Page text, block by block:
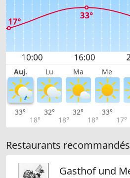
Auj. Lu Ma Me
33°
18°
32°
18°
32°
18°
33°
17°
Restaurants recommandés